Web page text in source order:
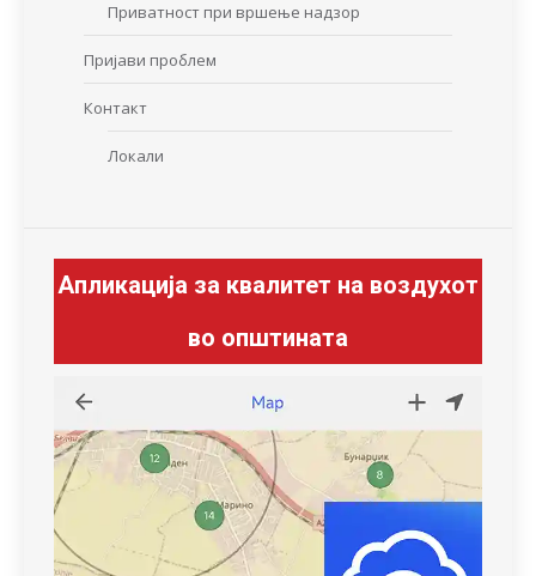
Приватност при вршење надзор
Пријави проблем
Контакт
Локали
Апликација за квалитет на воздухот
во општината